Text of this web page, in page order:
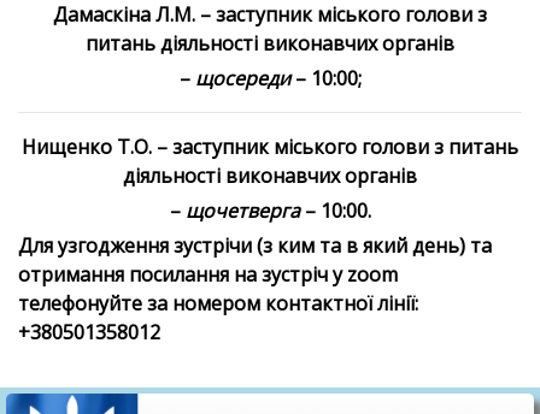
Дамаскіна Л.М. – заступник міського голови з
питань діяльності виконавчих органів
– щосереди– 10:00;
Нищенко Т.О. – заступник міського голови з питань
діяльності виконавчих органів
– щочетверга– 10:00.
Для узгодження зустрічи (з ким та в який день) та
отримання посилання на зустріч у zoom
телефонуйте за номером контактної лінії:
+380501358012